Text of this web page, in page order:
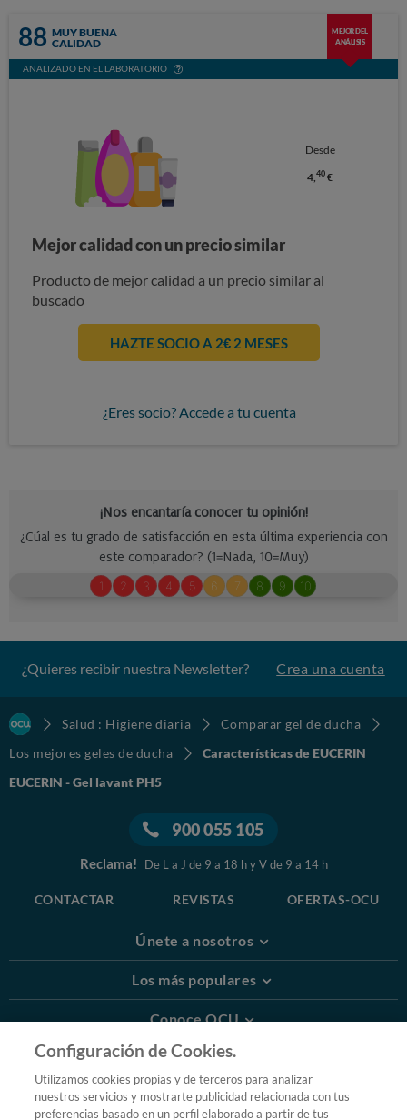
88 MUY BUENA
CALIDAD
MEJOR DEL
ANÁLISIS
ANALIZADO EN EL LABORATORIO
Desde
4,40 €
Mejor calidad con un precio similar
Producto de mejor calidad a un precio similar al
buscado
HAZTE SOCIO A 2€ 2 MESES
¿Eres socio? Accede a tu cuenta
¿Quieres recibir nuestra Newsletter? Crea una cuenta
Salud : Higiene diaria
Comparar gel de ducha
Los mejores geles de ducha
Características de EUCERIN
EUCERIN - Gel lavant PH5
900 055 105
Reclama! De L a J de 9 a 18 h y V de 9 a 14 h
CONTACTAR REVISTAS OFERTAS-OCU
Únete a nosotros
Los más populares
Conoce OCU
Más Información
© 2026 OCU
Configuración de Cookies.
Utilizamos cookies propias y de terceros para analizar
nuestros servicios y mostrarte publicidad relacionada con tus
preferencias basado en un perfil elaborado a partir de tus